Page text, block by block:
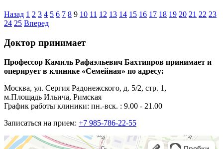
Назад 1 2 3 4 5 6 7 8 9 10 11 12 13 14 15 16 17 18 19 20 21 22 23
24 25 Вперед
Доктор принимает
Профессор Камиль Рафаэльевич Бахтияров принимает и
оперирует в клинике «Семейная» по адресу:
Москва, ул. Сергия Радонежского, д. 5/2, стр. 1,
м.Площадь Ильича, Римская
График работы клиники: пн.-вск. : 9.00 - 21.00
Записаться на прием: +7 985-786-22-55